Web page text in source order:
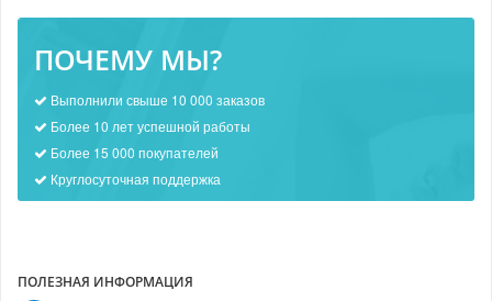
ПОЧЕМУ МЫ?
Выполнили свыше 10 000 заказов
Более 10 лет успешной работы
Более 15 000 покупателей
Круглосуточная поддержка
ПОЛЕЗНАЯ ИНФОРМАЦИЯ